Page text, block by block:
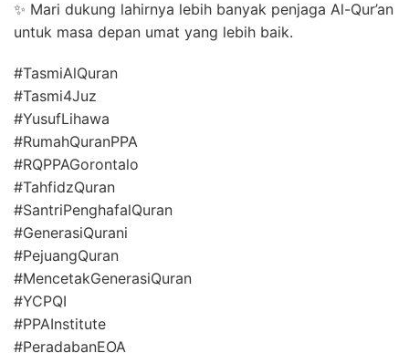
✨ Mari dukung lahirnya lebih banyak penjaga Al-Qur’an
untuk masa depan umat yang lebih baik.
#TasmiAlQuran
#Tasmi4Juz
#YusufLihawa
#RumahQuranPPA
#RQPPAGorontalo
#TahfidzQuran
#SantriPenghafalQuran
#GenerasiQurani
#PejuangQuran
#MencetakGenerasiQuran
#YCPQI
#PPAInstitute
#PeradabanEOA